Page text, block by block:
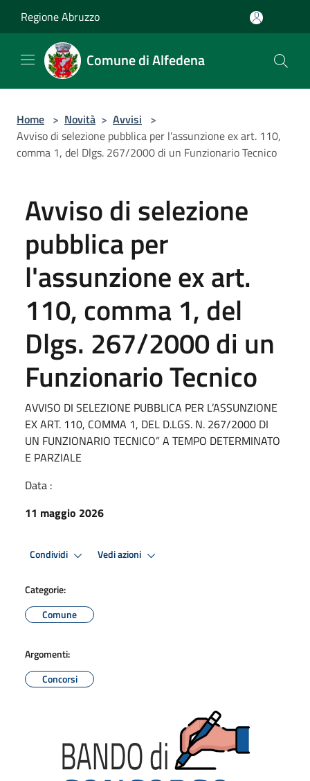
Regione Abruzzo
Comune di Alfedena
Home > Novità > Avvisi >
Avviso di selezione pubblica per l'assunzione ex art. 110,
comma 1, del Dlgs. 267/2000 di un Funzionario Tecnico
Avviso di selezione
pubblica per
l'assunzione ex art.
110, comma 1, del
Dlgs. 267/2000 di un
Funzionario Tecnico
AVVISO DI SELEZIONE PUBBLICA PER L’ASSUNZIONE
EX ART. 110, COMMA 1, DEL D.LGS. N. 267/2000 DI
UN FUNZIONARIO TECNICO” A TEMPO DETERMINATO
E PARZIALE
Data :
11 maggio 2026
Condividi Vedi azioni
Categorie:
Comune
Argomenti:
Concorsi